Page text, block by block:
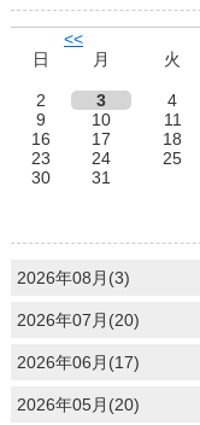
<<
日
月 火
2
3 4
9
10 11
16
17 18
23
24 25
30
31
2026年08月(3)
2026年07月(20)
2026年06月(17)
2026年05月(20)